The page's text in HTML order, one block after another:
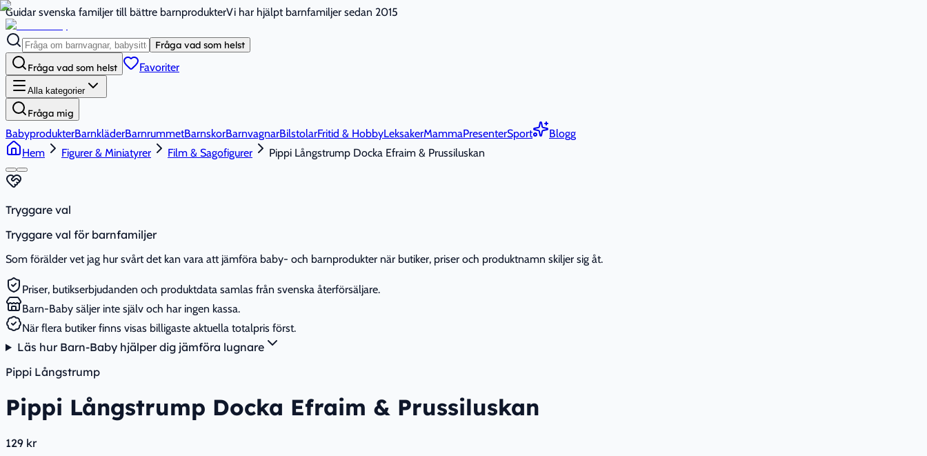
Guidar svenska familjer till bättre barnprodukterVi har hjälpt barnfamiljer sedan 2015
Fråga vad som helst
Fråga vad som helst Favoriter
Alla kategorier
Fråga mig
BabyprodukterBarnkläderBarnrummetBarnskorBarnvagnarBilstolarFritid & HobbyLeksakerMammaPresenterSport
Blogg
Hem
Figurer & Miniatyrer Film & Sagofigurer Pippi Långstrump Docka Efraim & Prussiluskan
Tryggare val
Tryggare val för barnfamiljer
Som förälder vet jag hur svårt det kan vara att jämföra baby- och barnprodukter när butiker, priser och produktnamn skiljer sig åt.
Priser, butikserbjudanden och produktdata samlas från svenska återförsäljare.
Barn-Baby säljer inte själv och har ingen kassa.
När flera butiker finns visas billigaste aktuella totalpris först.
Läs hur Barn-Baby hjälper dig jämföra lugnare
Pippi Långstrump
Pippi Långstrump Docka Efraim & Prussiluskan
129 kr